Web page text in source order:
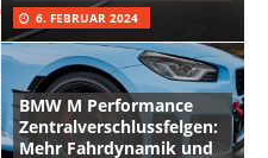
6. FEBRUAR 2024
BMW M Performance
Zentralverschlussfelgen:
Mehr Fahrdynamik und